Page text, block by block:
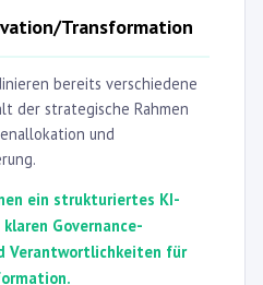
Transformation
bereits verschiedene
der strategische Rahmen
und
ein strukturiertes KI-
Governance-
Verantwortlichkeiten für